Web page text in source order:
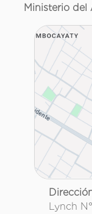
Ministerio del
Lynch